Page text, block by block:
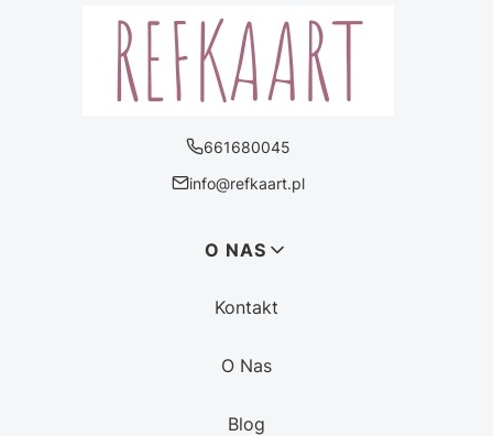
661680045
info@refkaart.pl
O NAS
Kontakt
O Nas
Blog